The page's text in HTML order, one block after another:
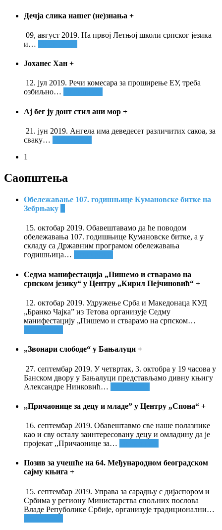
Дечја слика нашег (не)знања +
09, август 2019. На првој Летњој школи српског језика
и…
Јоханес Хан +
12. јул 2019. Речи комесара за проширење ЕУ, треба
озбиљно…
Ај бег ју донт стил ани мор +
21. јун 2019. Ангела има деведесет различитих сакоа, за
сваку…
1
Саопштења
Обележавање 107. годишњице Кумановске битке на
Зебрњаку
15. октобар 2019. Обавештавамо да ће поводом
обележавања 107. годишњице Кумановске битке, а у
складу са Државним програмом обележавања
годишњица…
Седма манифестација „Пишемо и стварамо на
српском језику“ у Центру „Кирил Пејчиновић“ +
12. октобар 2019. Удружење Срба и Македонаца КУД
„Бранко Чајка” из Тетова организује Седму
манифестацију „Пишемо и стварамо на српском…
„Звонари слободе“ у Бањалуци +
27. септембар 2019. У четвртак, 3. октобра у 19 часова у
Банском двору у Бањалуци представљамо дивну књигу
Александре Нинковић…
,,Причаонице за децу и младе” у Центру „Спона“ +
16. септембар 2019. Обавештавмо све наше полазнике
као и сву осталу заинтересовану децу и омладину да је
пројекат ,,Причаонице за…
Позив за учешће на 64. Међународном београдском
сајму књига +
15. септембар 2019. Управа за сарадњу с дијаспором и
Србима у региону Министарства спољних послова
Владе Репуболике Србије, организује традиционални…